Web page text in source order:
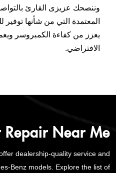
وننصحك عزيزى القارئ
المعتمدة التي من شأنها
يعزز من كفاءة الكمبروسر
الافتراضي.
Repair Near Me
dealership-quality service and
Benz models. Explore the list of